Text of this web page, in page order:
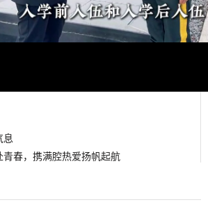
息
青春，携满腔热爱扬帆起航